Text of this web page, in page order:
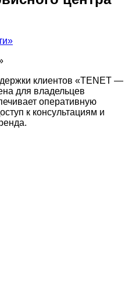
клиентов «TENET —
для владельцев
оперативную
к консультациям и